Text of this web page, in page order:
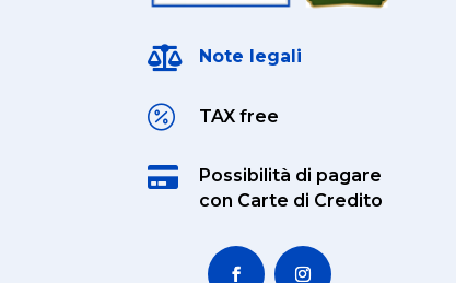
 Note legali
 TAX free

Possibilità di pagare
con Carte di Credito